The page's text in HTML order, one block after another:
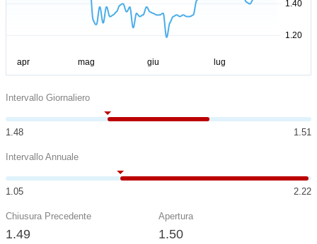
Intervallo Giornaliero
1.48 1.51
Intervallo Annuale
1.05 2.22
Chiusura Precedente
1.49
Apertura
1.50